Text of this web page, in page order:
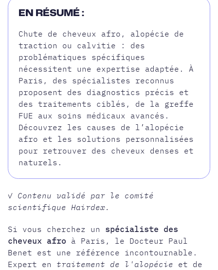
EN RÉSUMÉ :
Chute de cheveux afro, alopécie de
traction ou calvitie : des
problématiques spécifiques
nécessitent une expertise adaptée. À
Paris, des spécialistes reconnus
proposent des diagnostics précis et
des traitements ciblés, de la greffe
FUE aux soins médicaux avancés.
Découvrez les causes de l’alopécie
afro et les solutions personnalisées
pour retrouver des cheveux denses et
naturels.
✓ Contenu validé par le comité
scientifique Hairdex.
Si vous cherchez un spécialiste des
cheveux afro à Paris, le Docteur Paul
Benet est une référence incontournable.
Expert en traitement de l'alopécie et de